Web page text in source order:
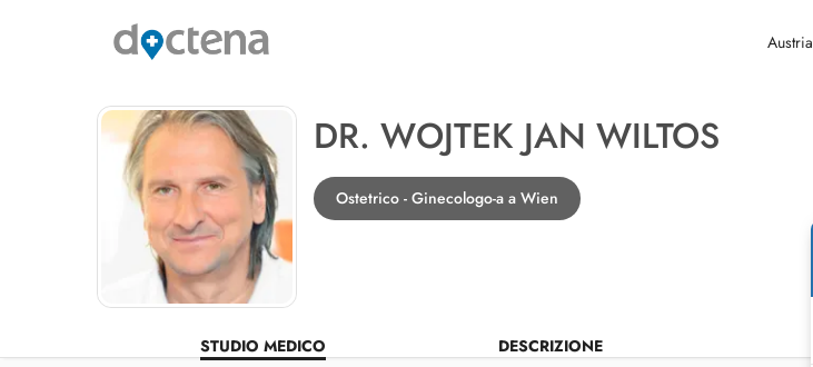
Austria
DR. WOJTEK JAN WILTOS
Ostetrico - Ginecologo-a a Wien
STUDIO MEDICO DESCRIZIONE